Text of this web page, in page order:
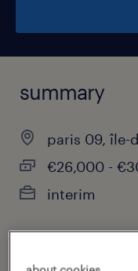
summary
paris 09, île-
€26,000 -
interim
job category